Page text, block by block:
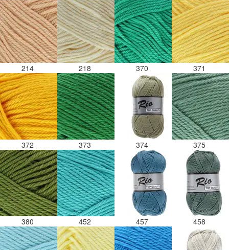
214 218 370 371
372 373 374 375
380 452 457 458